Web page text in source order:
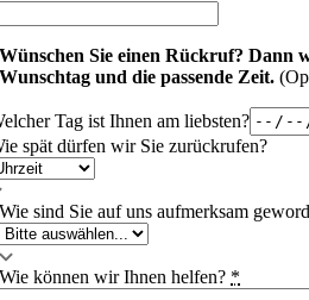
Wünschen Sie einen Rückruf? Dann
Wunschtag und die passende Zeit.
Tag ist Ihnen am liebsten?
spät dürfen wir Sie zurückrufen?
Wie sind Sie auf uns aufmerksam
Wie können wir Ihnen helfen? *